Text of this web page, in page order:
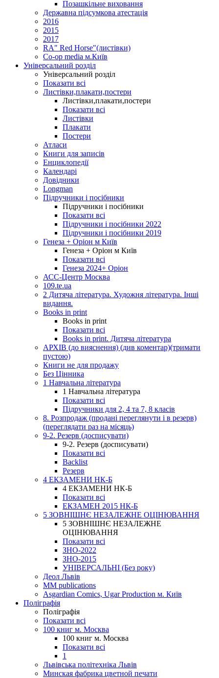
Позашкільне виховання
Державна підсумкова атестація
2016
2015
2017
RA" Red Horse"(листівки)
Co-op media м.Київ
Універсальний розділ
Універсальний розділ
Показати всі
Листівки,плакати,постери
Листівки,плакати,постери
Показати всі
Листівки
Плакати
Постери
Атласи
Книги для записів
Енциклопедії
Календарі
Довідники
Longman
Підручники і посібники
Підручники і посібники
Показати всі
Підручники і посібники 2022
Підручники і посібники 2019
Генеза + Оріон м Київ
Генеза + Оріон м Київ
Показати всі
Генеза 2024+ Оріон
АСС-Центр Москва
109.te.ua
2 Дитяча література. Художня література. Інші
видання.
Books in print
Books in print
Показати всі
Books in print. Дитяча література
АРХІВ (до вияснення) (див коментар)(тримати
пустою)
Книги не для продажу
Без Цінника
1 Навчальна література
1 Навчальна література
Показати всі
Підручники для 2, 4 та 7, 8 класів
8. Розпродаж (продані переглянути і в резерв)
(переглядати раз на місяць)
9-2. Резерв (досписувати)
9-2. Резерв (досписувати)
Показати всі
Backlist
Резерв
4 ЕКЗАМЕНИ НК-Б
4 ЕКЗАМЕНИ НК-Б
Показати всі
ЕКЗАМЕН 2015 НК-Б
5 ЗОВНІШНЄ НЕЗАЛЕЖНЕ ОЦІНЮВАННЯ
5 ЗОВНІШНЄ НЕЗАЛЕЖНЕ
ОЦІНЮВАННЯ
Показати всі
ЗНО-2022
ЗНО-2015
УНІВЕРСАЛЬНІ (Без року)
Деол Львів
MM publications
Asgardian Comics, Ugar Production м. Київ
Поліграфія
Поліграфія
Показати всі
100 книг м. Москва
100 книг м. Москва
Показати всі
1
Львівська політехніка Львів
Минская фабрика цветной печати